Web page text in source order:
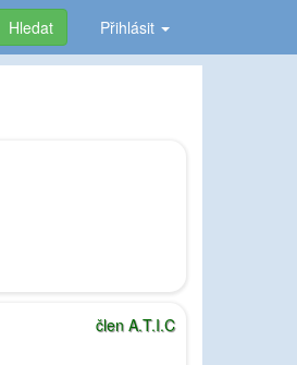
Hledat Přihlásit
člen A.T.I.C